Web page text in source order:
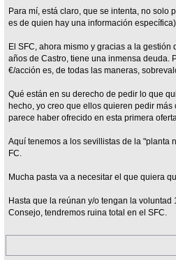
Para mí, está claro, que se intenta, no solo
es de quien hay una información
El SFC, ahora mismo y gracias a la gestión
años de Castro, tiene una inmensa deuda.
€/acción es, de todas las maneras,
Qué están en su derecho de pedir lo que
hecho, yo creo que ellos quieren pedir
parece haber ofrecido en esta primera
Aquí tenemos a los sevillistas de la "planta
FC.
Mucha pasta va a necesitar el que quiera
Hasta que la reúnan y/o tengan la voluntad
Consejo, tendremos ruina total en el SFC.